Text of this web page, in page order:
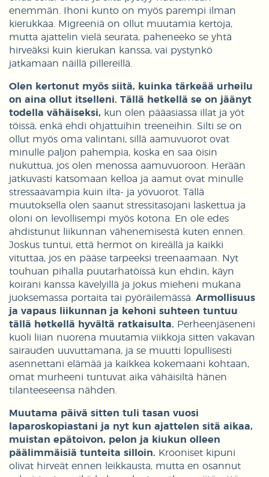
enemmän. Ihoni kunto on myös parempi ilman
kierukkaa. Migreeniä on ollut muutamia kertoja,
mutta ajattelin vielä seurata, paheneeko se yhtä
hirveäksi kuin kierukan kanssa, vai pystynkö
jatkamaan näillä pillereillä.
Olen kertonut myös siitä, kuinka tärkeää urheilu
on aina ollut itselleni. Tällä hetkellä se on jäänyt
todella vähäiseksi, kun olen pääasiassa illat ja yöt
töissä, enkä ehdi ohjattuihin treeneihin. Silti se on
ollut myös oma valintani, sillä aamuvuorot ovat
minulle paljon pahempia, koska en saa öisin
nukuttua, jos olen menossa aamuvuoroon. Herään
jatkuvasti katsomaan kelloa ja aamut ovat minulle
stressaavampia kuin ilta- ja yövuorot. Tällä
muutoksella olen saanut stressitasojani laskettua ja
oloni on levollisempi myös kotona. En ole edes
ahdistunut liikunnan vähenemisestä kuten ennen.
Joskus tuntui, että hermot on kireällä ja kaikki
vituttaa, jos en pääse tarpeeksi treenaamaan. Nyt
touhuan pihalla puutarhatöissä kun ehdin, käyn
koirani kanssa kävelyillä ja jokus mieheni mukana
juoksemassa portaita tai pyöräilemässä. Armollisuus
ja vapaus liikunnan ja kehoni suhteen tuntuu
tällä hetkellä hyvältä ratkaisulta. Perheenjäseneni
kuoli liian nuorena muutamia viikkoja sitten vakavan
sairauden uuvuttamana, ja se muutti lopullisesti
asennettani elämää ja kaikkea kokemaani kohtaan,
omat murheeni tuntuvat aika vähäisiltä hänen
tilanteeseensa nähden.
Muutama päivä sitten tuli tasan vuosi
laparoskopiastani ja nyt kun ajattelen sitä aikaa,
muistan epätoivon, pelon ja kiukun olleen
päälimmäisiä tunteita silloin. Krooniset kipuni
olivat hirveät ennen leikkausta, mutta en osannut